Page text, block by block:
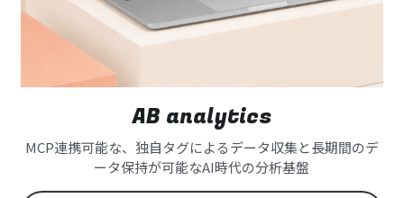
AB analytics
MCP連携可能な、独自タグによるデータ収集と長期間のデ
ータ保持が可能なAI時代の分析基盤